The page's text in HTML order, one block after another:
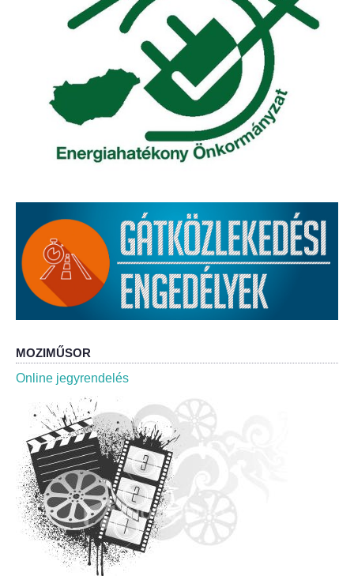
ÖNKORMÁNYZAT
Képviselő-testület
Képviselő-testületi ülések
Bizottságok
Bizottsági ülések
A helyi választási bizottság
A helyi választási bizottság határozatai
Roma Nemzetiségi Önkormányzat
Roma Nemzetiségi Önkormányzat ülések
Rendeletek
Polgármesteri normatív határozatok
Önkormányzati támogatások
Szabályzatok
Pályázatok
MOZIMŰSOR
Online jegyrendelés